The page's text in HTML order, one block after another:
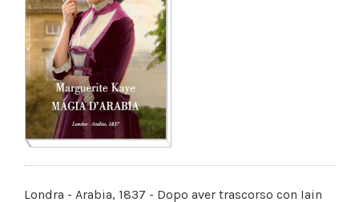
FAQ
Londra - Arabia, 1837 - Dopo aver trascorso con Iain